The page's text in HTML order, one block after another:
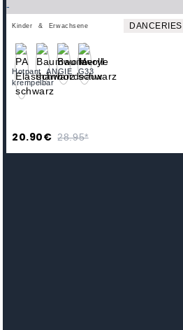
Kinder & Erwachsene DANCERIES
Hotpant ANGIE G33
krempelbar
20.90€ 28.95*